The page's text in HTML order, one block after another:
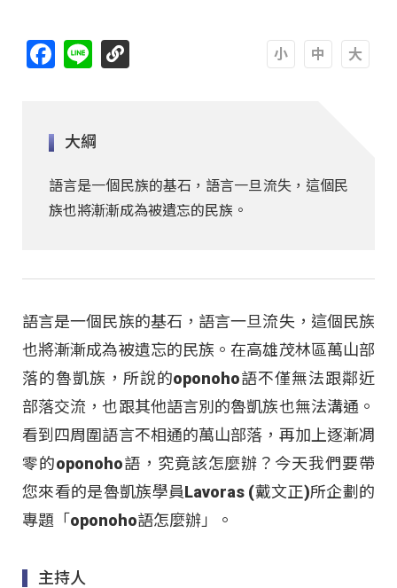
Facebook
Line
大綱
語言是一個民族的基石，語言一旦流失，這個民
族也將漸漸成為被遺忘的民族。
語言是一個民族的基石，語言一旦流失，這個民族
也將漸漸成為被遺忘的民族。在高雄茂林區萬山部
落的魯凱族，所說的oponoho語不僅無法跟鄰近
部落交流，也跟其他語言別的魯凱族也無法溝通。
看到四周圍語言不相通的萬山部落，再加上逐漸凋
零的oponoho語，究竟該怎麼辦？今天我們要帶
您來看的是魯凱族學員Lavoras (戴文正)所企劃的
專題「oponoho語怎麼辦」。
主持人